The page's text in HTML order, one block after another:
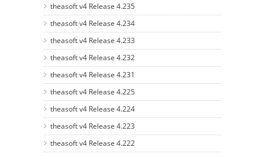
theasoft v4 Release 4.235
theasoft v4 Release 4.234
theasoft v4 Release 4.233
theasoft v4 Release 4.232
theasoft v4 Release 4.231
theasoft v4 Release 4.225
theasoft v4 Release 4.224
theasoft v4 Release 4.223
theasoft v4 Release 4.222